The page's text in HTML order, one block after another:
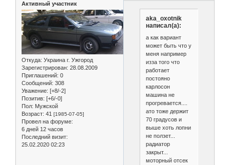
Активный участник
Откуда: Украина г. Ужгород
Зарегистрирован: 28.08.2009
Приглашений: 0
Сообщений: 308
Уважение: [+8/-2]
Позитив: [+6/-0]
Пол: Мужской
Возраст: 41 [1985-07-05]
Провел на форуме:
6 дней 12 часов
Последний визит:
25.02.2020 02:23
aka_oxotnik
написал(а):
а как вариант
может быть что у
меня например
изза того что
работает
постояно
карлосон
машина не
прогревается....
ато тоже держит
70 градусов и
выше хоть лопни
не ползет...
радиатор
закрыт...
моторный отсек